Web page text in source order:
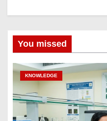
You missed
KNOWLEDGE